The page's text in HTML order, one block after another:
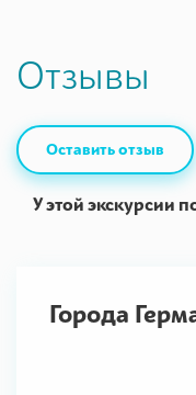
Отзывы
Оставить отзыв
У этой экскурсии
Города